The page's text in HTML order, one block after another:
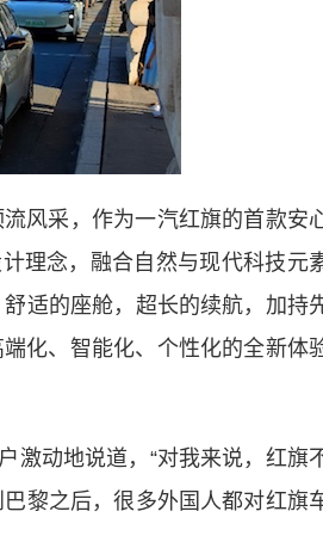
风采，作为一汽红旗的首款安
理念，融合自然与现代科技元
适的座舱，超长的续航，加持
化、智能化、个性化的全新体
动地说道，“对我来说，红旗
黎之后，很多外国人都对红旗